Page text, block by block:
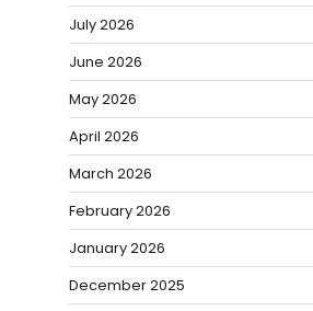
July 2026
June 2026
May 2026
April 2026
March 2026
February 2026
January 2026
December 2025